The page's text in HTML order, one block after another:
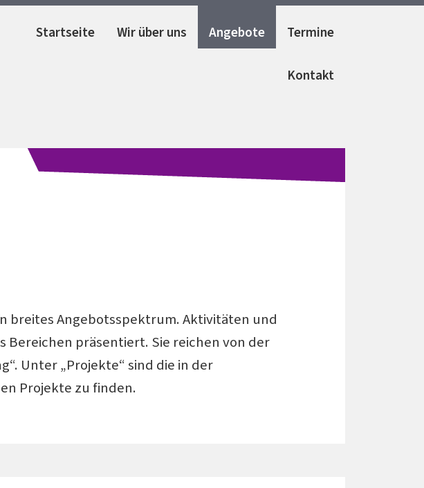
Startseite Wir über uns Angebote Termine
Kontakt
breites Angebotsspektrum. Aktivitäten und
Bereichen präsentiert. Sie reichen von der
Unter „Projekte“ sind die in der
Projekte zu finden.